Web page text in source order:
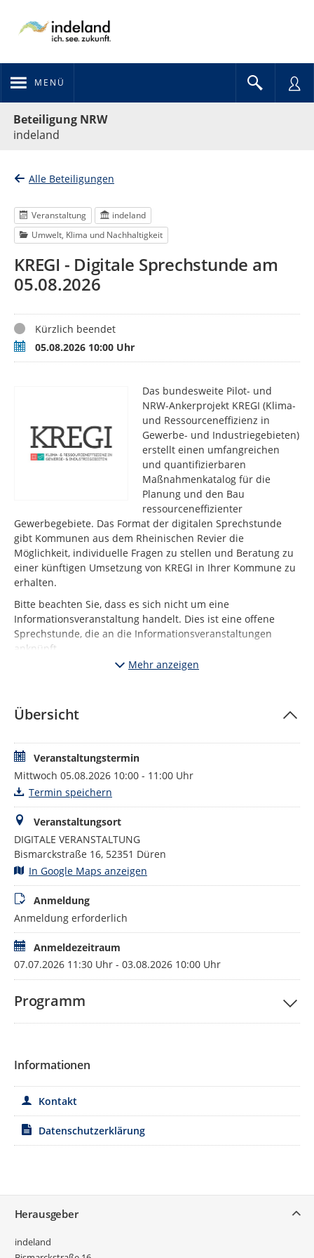
MENÜ
Beteiligung NRW
indeland
Alle Beteiligungen
Veranstaltung
indeland
Umwelt, Klima und Nachhaltigkeit
KREGI - Digitale Sprechstunde am
05.08.2026
StatusKürzlich beendet
Termin05.08.2026 10:00 Uhr
Das bundesweite Pilot- und
NRW-Ankerprojekt KREGI (Klima-
und Ressourceneffizienz in
Gewerbe- und Industriegebieten)
erstellt einen umfangreichen
und quantifizierbaren
Maßnahmenkatalog für die
Planung und den Bau
ressourceneffizienter
Gewerbegebiete. Das Format der digitalen Sprechstunde
gibt Kommunen aus dem Rheinischen Revier die
Möglichkeit, individuelle Fragen zu stellen und Beratung zu
einer künftigen Umsetzung von KREGI in Ihrer Kommune zu
erhalten.
Bitte beachten Sie, dass es sich nicht um eine
Informationsveranstaltung handelt. Dies ist eine offene
Sprechstunde, die an die Informationsveranstaltungen
anknüpft.
Nach der Anmeldung bekommen Sie auf Wunsch Ihren
Mehr anzeigen
Übersicht
Veranstaltungstermin
Mittwoch 05.08.2026 10:00 - 11:00 Uhr
Termin speichern
Veranstaltungsort
DIGITALE VERANSTALTUNG
Bismarckstraße 16, 52351 Düren
In Google Maps anzeigen
Anmeldung
Anmeldung erforderlich
Anmeldezeitraum
07.07.2026 11:30 Uhr - 03.08.2026 10:00 Uhr
Programm
Informationen
Kontakt
Datenschutzerklärung
Herausgeber
indeland